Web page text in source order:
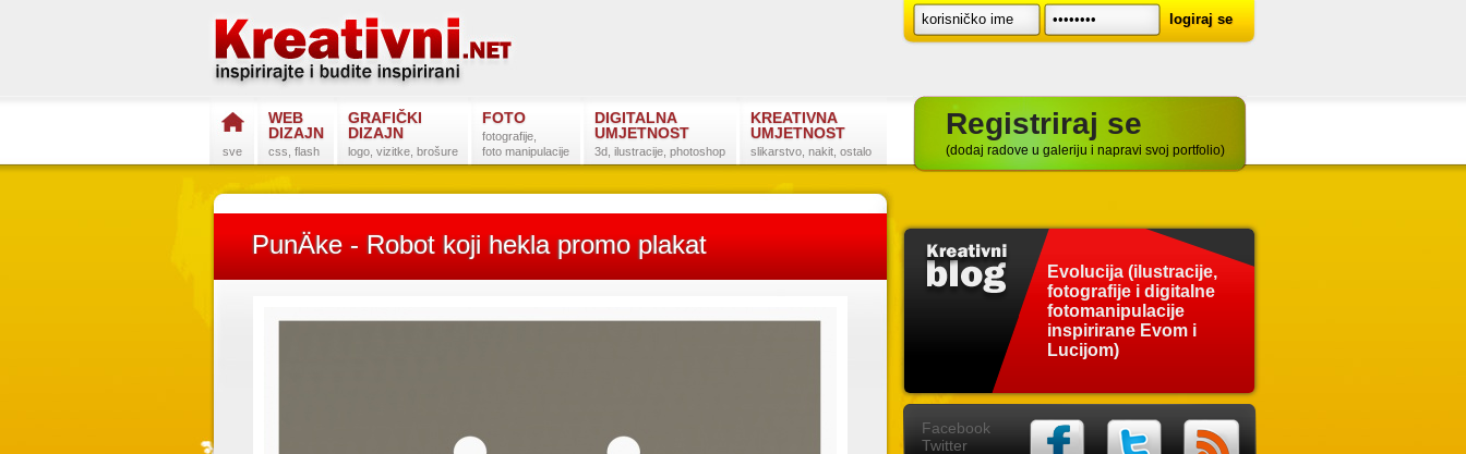
sve
WEB
DIZAJN
css, flash
GRAFIČKI
DIZAJN
logo, vizitke, brošure
FOTO
fotografije,
foto manipulacije
DIGITALNA
UMJETNOST
3d, ilustracije, photoshop
KREATIVNA
UMJETNOST
slikarstvo, nakit, ostalo
Registriraj se
(dodaj radove u galeriju i napravi svoj portfolio)
PunÄke - Robot koji hekla promo plakat
Evolucija (ilustracije,
fotografije i digitalne
fotomanipulacije
inspirirane Evom i
Lucijom)
Facebook
Twitter